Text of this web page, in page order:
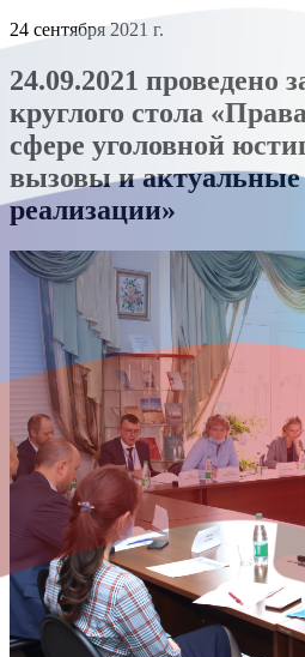
24 сентября 2021 г.
24.09.2021 проведено
круглого стола
сфере уголовной
вызовы и
реализации»